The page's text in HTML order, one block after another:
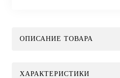
ОПИСАНИЕ ТОВАРА
ХАРАКТЕРИСТИКИ